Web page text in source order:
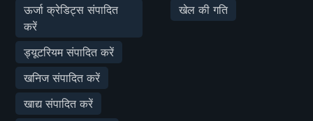
ऊर्जा क्रेडिट्स संपादित
करें
ड्यूटरियम संपादित करें
खनिज संपादित करें
खाद्य संपादित करें
खेल की गति